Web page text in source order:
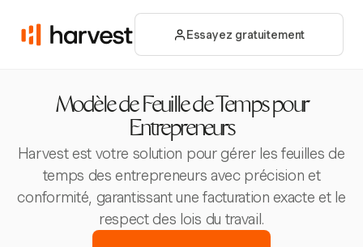
Essayez gratuitement
Modèle de Feuille de Temps pour
Entrepreneurs
Harvest est votre solution pour gérer les feuilles de
temps des entrepreneurs avec précision et
conformité, garantissant une facturation exacte et le
respect des lois du travail.